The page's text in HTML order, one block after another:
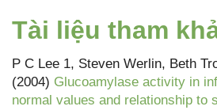
Tài liệu tham
P C Lee 1, Steven Werlin, Beth
(2004) Glucoamylase activity in
normal values and relationship to